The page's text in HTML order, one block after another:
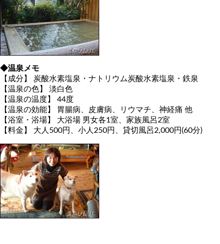
◆温泉メモ
【成分】 炭酸水素塩泉・ナトリウム炭酸水素塩泉・鉄泉
【温泉の色】 淡白色
【温泉の温度】 44度
【温泉の効能】 胃腸病、皮膚病、リウマチ、神経痛 他
【浴室・浴場】 大浴場 男女各1室、家族風呂2室
【料金】 大人500円、小人250円、貸切風呂2,000円(60分)